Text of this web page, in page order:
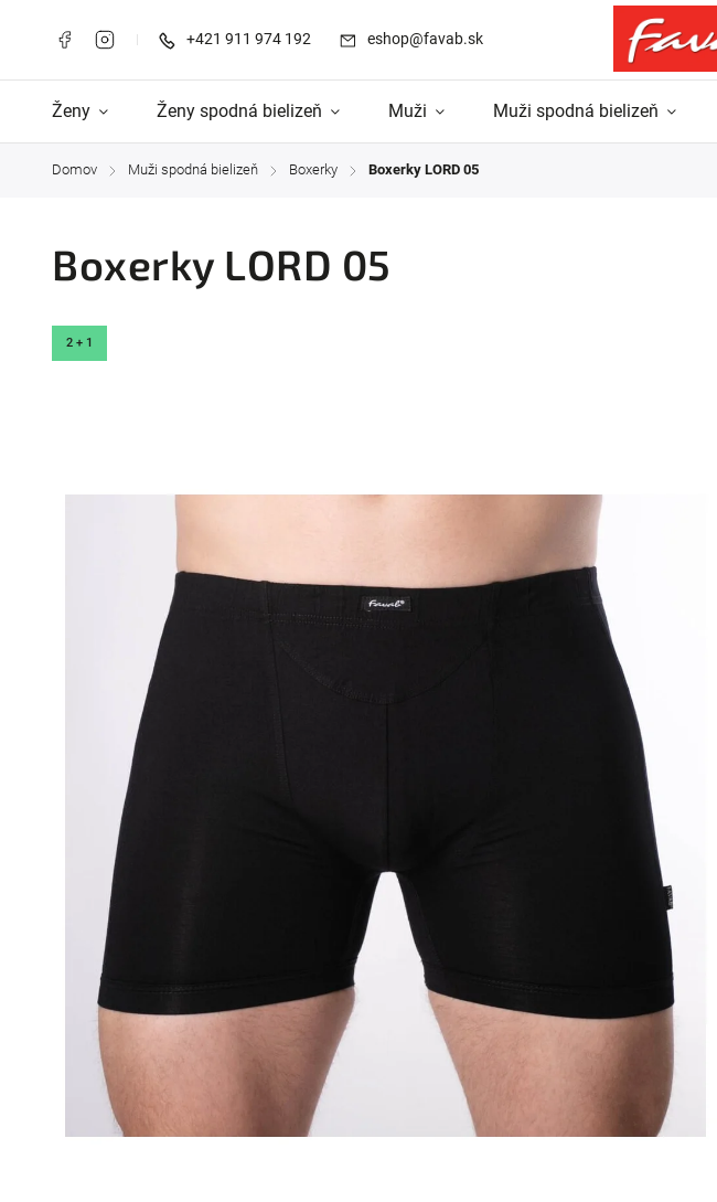
+421 911 974 192 eshop@favab.sk
Ženy Ženy spodná bielizeň Muži Muži spodná bielizeň
Domov / Muži spodná bielizeň / Boxerky / Boxerky LORD 05
Boxerky LORD 05
2 + 1